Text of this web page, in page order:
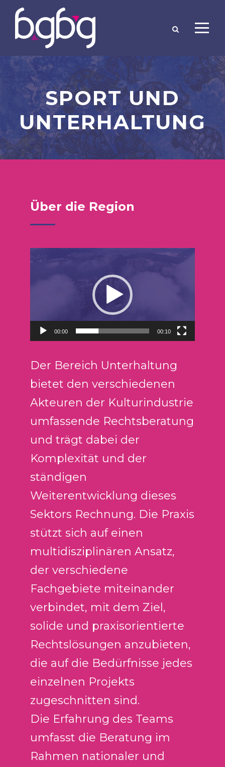
SPORT UND
UNTERHALTUNG
Über die Region
d
t
r
d
e
í
d
00:00 00:10
Der Bereich Unterhaltung
bietet den verschiedenen
Akteuren der Kulturindustrie
umfassende Rechtsberatung
und trägt dabei der
Komplexität und der
ständigen
Weiterentwicklung dieses
Sektors Rechnung. Die Praxis
stützt sich auf einen
multidisziplinären Ansatz,
der verschiedene
Fachgebiete miteinander
verbindet, mit dem Ziel,
solide und praxisorientierte
Rechtslösungen anzubieten,
die auf die Bedürfnisse jedes
einzelnen Projekts
zugeschnitten sind.
Die Erfahrung des Teams
umfasst die Beratung im
Rahmen nationaler und